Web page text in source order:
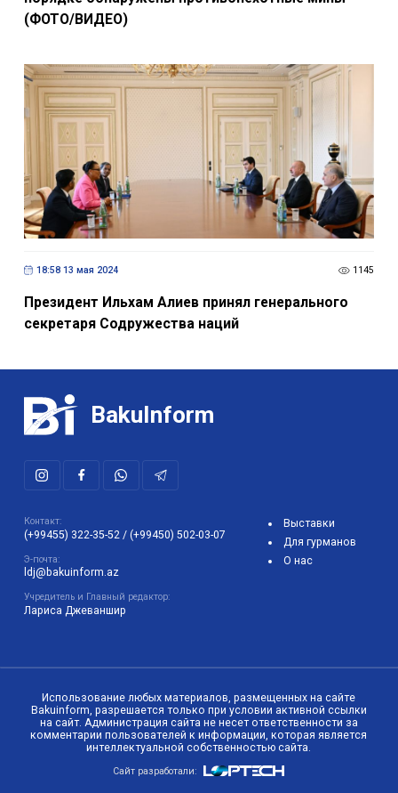
(ФОТО/ВИДЕО)
18:58 13 мая 2024 1145
Президент Ильхам Алиев принял генерального
секретаря Содружества наций
BakuInform
Контакт:
(+99455) 322-35-52 / (+99450) 502-03-07
Э-почта:
ldj@bakuinform.az
Учредитель и Главный редактор:
Лариса Джеваншир
Выставки
Для гурманов
О нас
Использование любых материалов, размещенных на сайте
Bakuinform, разрешается только при условии активной ссылки
на сайт. Администрация сайта не несет ответственности за
комментарии пользователей к информации, которая является
интеллектуальной собственностью сайта.
Сайт разработали: